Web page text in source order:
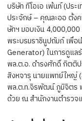
บริษัท ทีโอเอ เพ้นท์ (ปร
ประจักษ์ – คุณละออ ตั้ง
ษัทฯ มอบเงิน
พระบรมราชินูปถัมภ์ เพื่
Generator) ในการดูแล
พล.ต.อ. ดำรงศักดิ์ กิตติ
สิงหจารุ นายแพทย์ใหญ่
พล.ต.ท.จิรพัฒน์ ภูมิจิตร
ด้วย ณ สำนักงานตำรวจ